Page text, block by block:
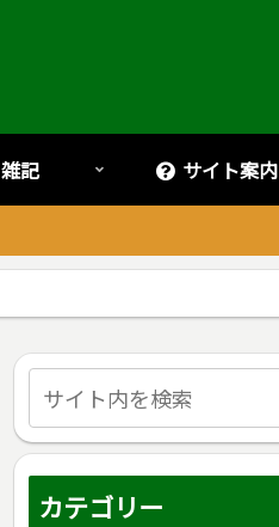
雑記 サイト案内
カテゴリー